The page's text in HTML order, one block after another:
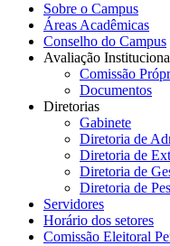
Sobre o Campus
Áreas Acadêmicas
Conselho do Campus
Avaliação
Comissão
Documentos
Diretorias
Gabinete
Diretoria de
Diretoria de
Diretoria de
Diretoria de
Servidores
Horário dos setores
Comissão Eleitoral